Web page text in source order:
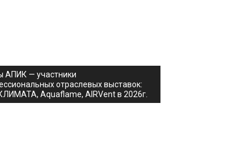
АПИК — участники
отраслевых выставок:
Aquaflame, AIRVent в 2026г.